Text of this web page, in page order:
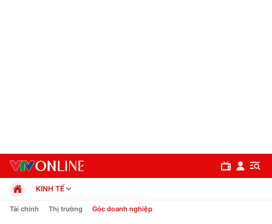
KINH TẾ
Chính trị
Tài chính Thị trường Góc doanh nghiệp